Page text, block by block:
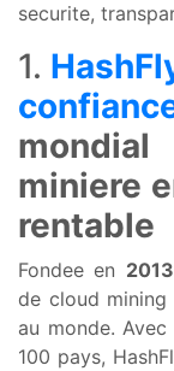
securite,
1.
miniere
rentable
Fondee en 2013
de cloud mining
au monde.
100 pays,